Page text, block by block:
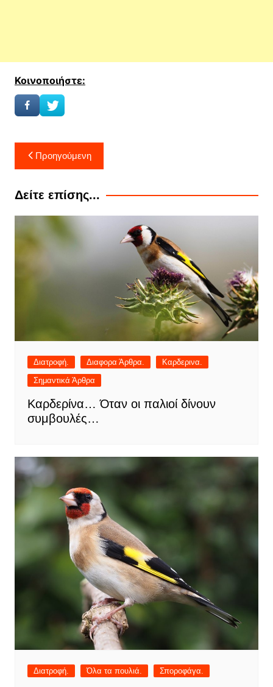
Κοινοποιήστε:
Πλοήγηση
άρθρων
Προηγούμενη
Δείτε επίσης...
Διατροφή. Διαφορα Άρθρα.
Καρδερινα.
Σημαντικά Άρθρα
Καρδερίνα… Όταν οι παλιοί δίνουν
συμβουλές…
Διατροφή. Όλα τα πουλιά. Σποροφάγα.